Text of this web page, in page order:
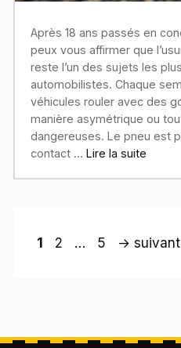
Après 18 ans passés en
peux vous affirmer que
reste l’un des sujets les
automobilistes. Chaque
véhicules rouler avec des
manière asymétrique ou
dangereuses. Le pneu est
contact …Lire la suite
Page
1 Page
2 … Page
5 → suivant